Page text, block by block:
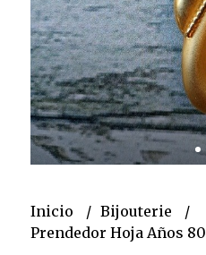
Inicio
Bijouterie
Prendedor Hoja Años 80